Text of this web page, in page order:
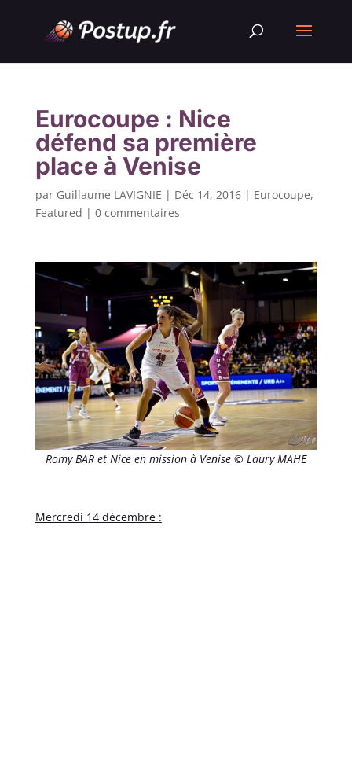
Eurocoupe : Nice
défend sa première
place à Venise
par Guillaume LAVIGNIE | Déc 14, 2016| Eurocoupe,
Featured | 0 commentaires
Romy BAR et Nice en mission à Venise © Laury MAHE
Mercredi 14 décembre :